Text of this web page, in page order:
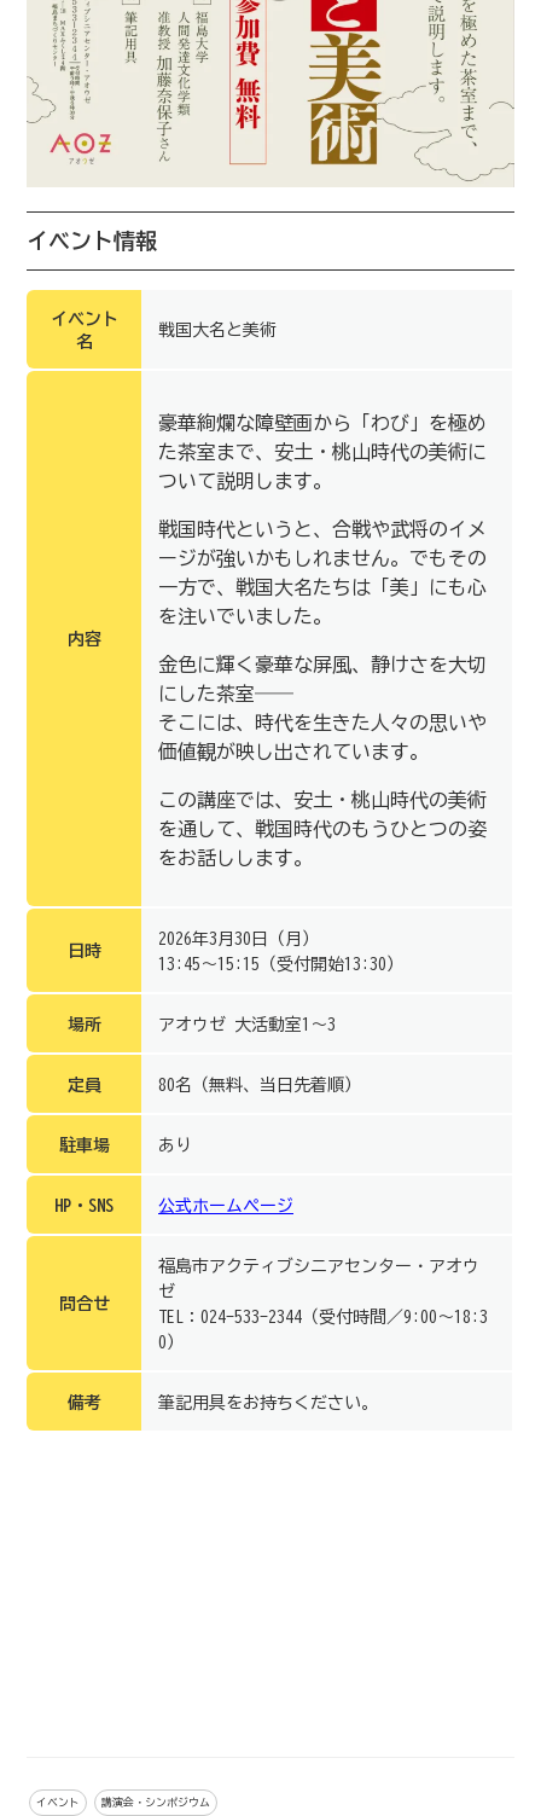
イベント情報
イベント
名
戦国大名と美術
内容
豪華絢爛な障壁画から「わび」を極め
た茶室まで、安土・桃山時代の美術に
ついて説明します。
戦国時代というと、合戦や武将のイメ
ージが強いかもしれません。でもその
一方で、戦国大名たちは「美」にも心
を注いでいました。
金色に輝く豪華な屏風、静けさを大切
にした茶室――
そこには、時代を生きた人々の思いや
価値観が映し出されています。
この講座では、安土・桃山時代の美術
を通して、戦国時代のもうひとつの姿
をお話しします。
日時
2026年3月30日（月）
13:45～15:15（受付開始13:30）
場所 アオウゼ 大活動室1～3
定員 80名（無料、当日先着順）
駐車場 あり
HP・SNS 公式ホームページ
問合せ
福島市アクティブシニアセンター・アオウ
ゼ
TEL：024-533-2344（受付時間／9:00～18:3
0）
備考 筆記用具をお持ちください。
イベント 講演会・シンポジウム